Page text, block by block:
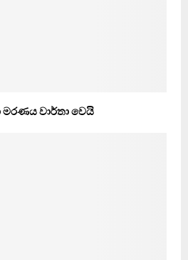
වාර්තා වෙයි